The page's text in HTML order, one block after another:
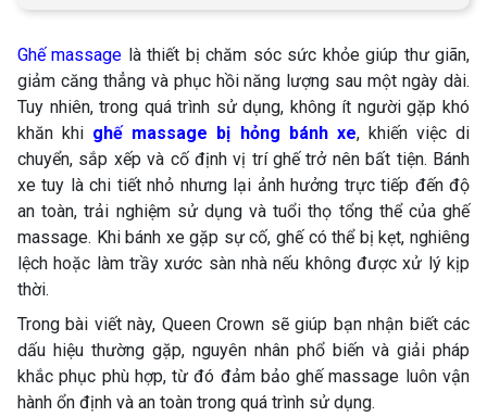
Ghế massage là thiết bị chăm sóc sức khỏe giúp thư giãn,
giảm căng thẳng và phục hồi năng lượng sau một ngày dài.
Tuy nhiên, trong quá trình sử dụng, không ít người gặp khó
khăn khi ghế massage bị hỏng bánh xe, khiến việc di
chuyển, sắp xếp và cố định vị trí ghế trở nên bất tiện. Bánh
xe tuy là chi tiết nhỏ nhưng lại ảnh hưởng trực tiếp đến độ
an toàn, trải nghiệm sử dụng và tuổi thọ tổng thể của ghế
massage. Khi bánh xe gặp sự cố, ghế có thể bị kẹt, nghiêng
lệch hoặc làm trầy xước sàn nhà nếu không được xử lý kịp
thời.
Trong bài viết này, Queen Crown sẽ giúp bạn nhận biết các
dấu hiệu thường gặp, nguyên nhân phổ biến và giải pháp
khắc phục phù hợp, từ đó đảm bảo ghế massage luôn vận
hành ổn định và an toàn trong quá trình sử dụng.